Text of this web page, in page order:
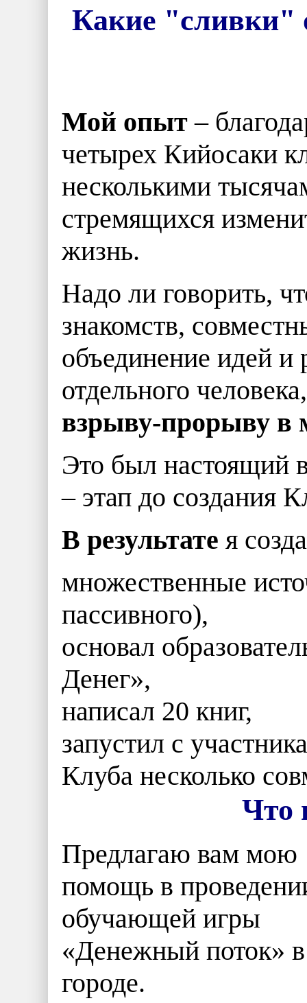
Какие "сливки"
Мой опыт –
четырех Кийосаки
несколькими
стремящихся
жизнь.
Надо ли говорить,
знакомств,
объединение идей и
отдельного человека,
взрыву-прорыву в
Это был настоящий
– этап до создания
В результате я
множественные
пассивного),
основал
Денег»,
написал 20 книг,
запустил с
Клуба несколько
Что
Предлагаю вам мою
помощь в
обучающей игры
«Денежный поток»
городе.